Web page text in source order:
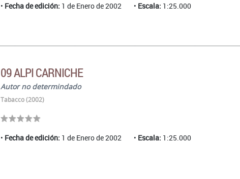
Fecha de edición: 1 de Enero de 2002 Escala: 1:25.000
09 ALPI CARNICHE
Autor no determindado
Tabacco (2002)
Fecha de edición: 1 de Enero de 2002 Escala: 1:25.000